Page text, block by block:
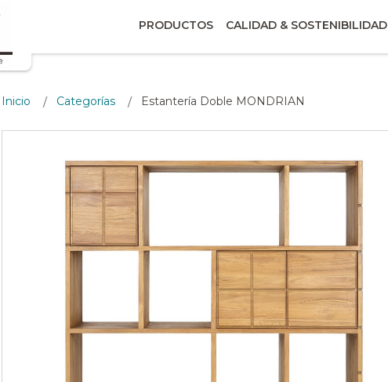
PRODUCTOS CALIDAD & SOSTENIBILIDAD
Inicio / Categorías / Estantería Doble MONDRIAN